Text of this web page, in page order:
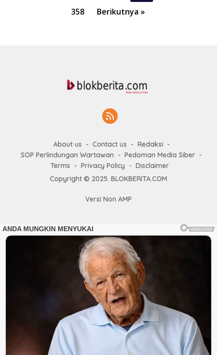
358
Berikutnya »
About us Contact us
Redaksi
SOP Perlindungan Wartawan
Pedoman Media Siber
Terms
Privacy Policy
Disclaimer
Copyright © 2025. BLOKBERITA.COM
Versi Non AMP